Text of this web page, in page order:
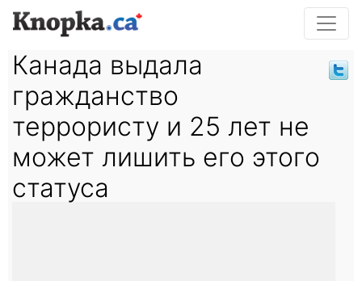
Канада выдала
гражданство
террористу и 25 лет не
может лишить его этого
статуса